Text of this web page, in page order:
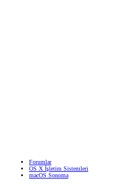
Forumlar
OS X İşletim Sistemleri
macOS Sonoma